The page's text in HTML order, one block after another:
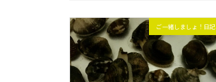
ご一緒しましょ！日記